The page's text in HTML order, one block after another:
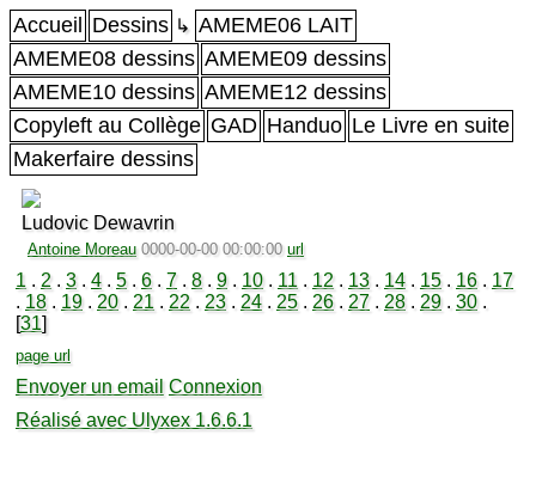
Accueil Dessins ↳ AMEME06 LAIT
AMEME08 dessins AMEME09 dessins
AMEME10 dessins AMEME12 dessins
Copyleft au Collège GAD Handuo Le Livre en suite
Makerfaire dessins
Ludovic Dewavrin
Antoine Moreau 0000-00-00 00:00:00 url
1 . 2 . 3. 4 . 5. 6. 7 . 8. 9. 10. 11 . 12 . 13. 14 . 15. 16. 17
. 18. 19. 20. 21 . 22 . 23. 24 . 25. 26. 27 . 28. 29. 30.
[31]
page url
Envoyer un email Connexion
Réalisé avec Ulyxex 1.6.6.1